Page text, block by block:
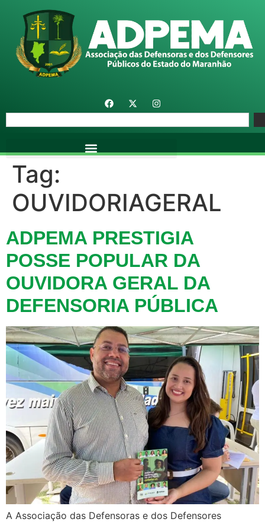
Tag:
OUVIDORIAGERAL
ADPEMA PRESTIGIA
POSSE POPULAR DA
OUVIDORA GERAL DA
DEFENSORIA PÚBLICA
A Associação das Defensoras e dos Defensores